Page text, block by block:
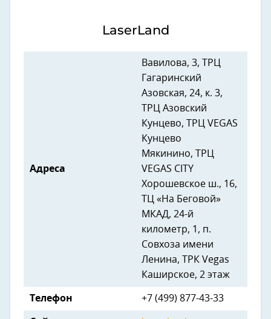
LaserLand
Адреса
Вавилова, 3, ТРЦ
Гагаринский
Азовская, 24, к. 3,
ТРЦ Азовский
Кунцево, ТРЦ VEGAS
Кунцево
Мякинино, ТРЦ
VEGAS CITY
Хорошевское ш., 16,
ТЦ «На Беговой»
МКАД, 24-й
километр, 1, п.
Совхоза имени
Ленина, ТРК Vegas
Каширское, 2 этаж
Телефон +7 (499) 877-43-33